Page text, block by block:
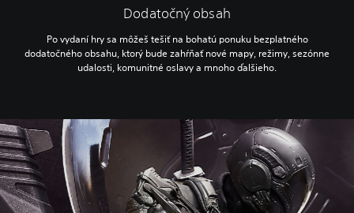
Dodatočný obsah
Po vydaní hry sa môžeš tešiť na bohatú ponuku bezplatného
dodatočného obsahu, ktorý bude zahŕňať nové mapy, režimy, sezónne
udalosti, komunitné oslavy a mnoho ďalšieho.